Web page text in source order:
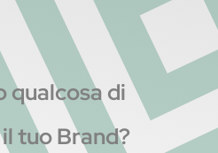
qualcosa di
tuo Brand?